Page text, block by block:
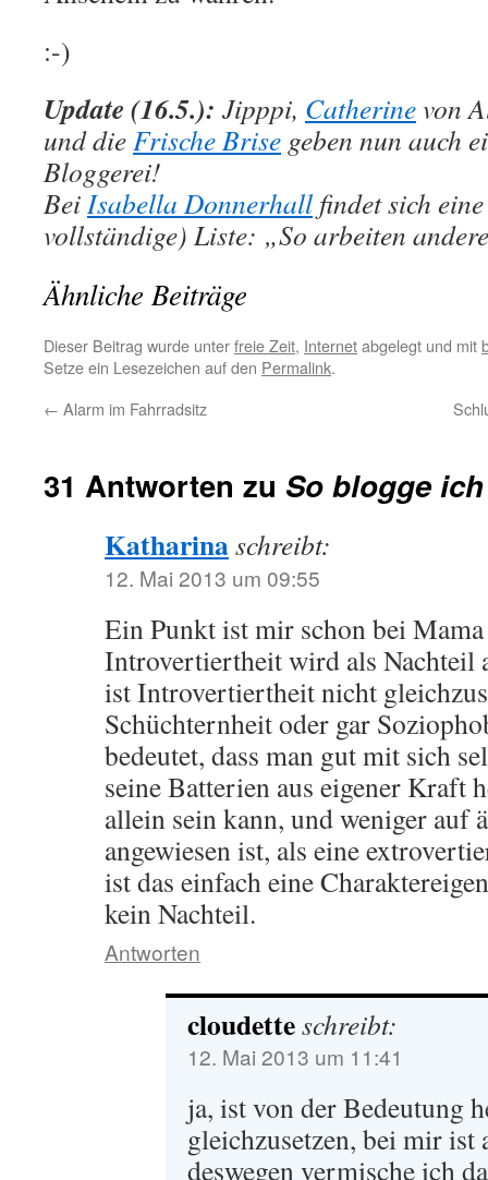
:-)
Update (16.5.): Jipppi, Catherinevon
und dieFrische Brise geben nun auch
Bloggerei!
BeiIsabella Donnerhall findet sich
vollständige) Liste: „So arbeiten
Ähnliche Beiträge
Dieser Beitrag wurde unterfreie Zeit, Internetabgelegt und mit
Setze ein Lesezeichen auf den Permalink.
← Alarm im Fahrradsitz
31 Antworten zu So blogge ich
Katharinaschreibt:
12. Mai 2013 um 09:55
Ein Punkt ist mir schon bei
Introvertiertheit wird als Nachteil
ist Introvertiertheit nicht
Schüchternheit oder gar
bedeutet, dass man gut mit sich
seine Batterien aus eigener Kraft
allein sein kann, und weniger auf
angewiesen ist, als eine
ist das einfach eine
kein Nachteil.
Antworten
cloudetteschreibt:
12. Mai 2013 um 11:41
ja, ist von der Bedeutung
gleichzusetzen, bei mir ist
deswegen vermische ich